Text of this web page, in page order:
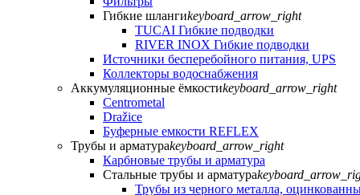
Гибкие шлангиkeyboard_arrow_right
TUCAI Гибкие подводки
RIVER INOX Гибкие подводки
Источники бесперебойного питания, UPS
Коллекторы водоснабжения
Аккумуляционные ёмкостиkeyboard_arrow_right
Centrometal
Dražice
Буферные емкости REFLEX
Трубы и арматураkeyboard_arrow_right
Карбновые трубы и арматура
Стальные трубы и арматура
Трубы из черного металла,